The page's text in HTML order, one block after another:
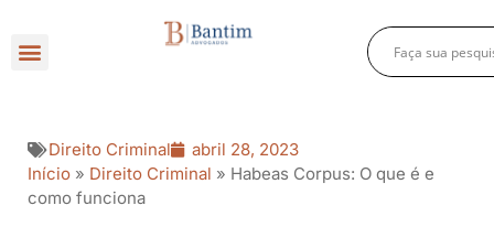
Direito Criminal
abril 28, 2023
Início » Direito Criminal » Habeas Corpus: O que é e
como funciona